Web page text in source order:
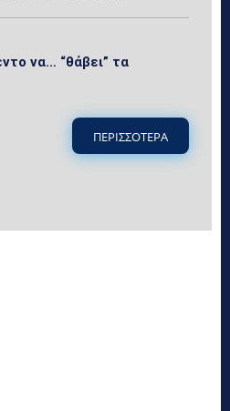
να… “θάβει” τα
ΠΕΡΙΣΣΟΤΕΡΑ